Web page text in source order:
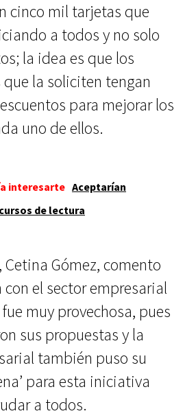
cinco mil tarjetas que
a todos y no solo
la idea es que los
la soliciten tengan
para mejorar los
uno de ellos.
interesarte Aceptarían
de lectura
Gómez, comento
el sector empresarial
muy provechosa, pues
sus propuestas y la
también puso su
para esta iniciativa
a todos.